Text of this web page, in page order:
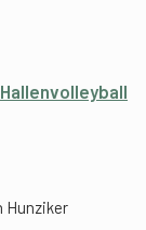
Hunziker